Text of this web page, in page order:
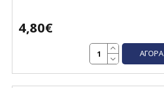
4,80€
ΑΓΟΡΆ